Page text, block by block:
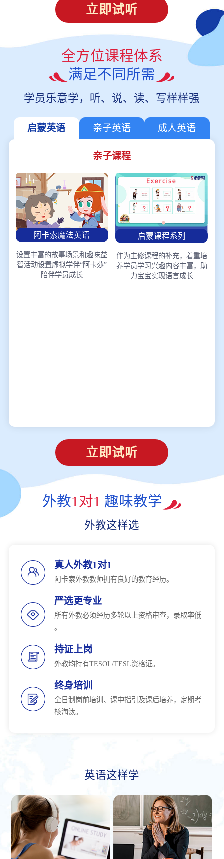
立即试听
全方位课程体系
满足不同所需
学员乐意学，听、说、读、写样样强
启蒙英语 亲子英语 成人英语
亲子课程
阿卡索魔法英语
设置丰富的故事场景和趣味益
智活动设置虚拟学伴“阿卡莎”
陪伴学员成长
启蒙课程系列
作为主修课程的补充，着重培
养学员学习兴趣内容丰富，助
力宝宝实现语言成长
立即试听
外教1对1 趣味教学
外教这样选
真人外教1对1
阿卡索外教教师拥有良好的教育经历。
严选更专业
所有外教必须经历多轮以上资格审查，录取率低
。
持证上岗
外教均持有TESOL/TESL资格证。
终身培训
全日制岗前培训、课中指引及课后培养，定期考
核淘汰。
英语这样学